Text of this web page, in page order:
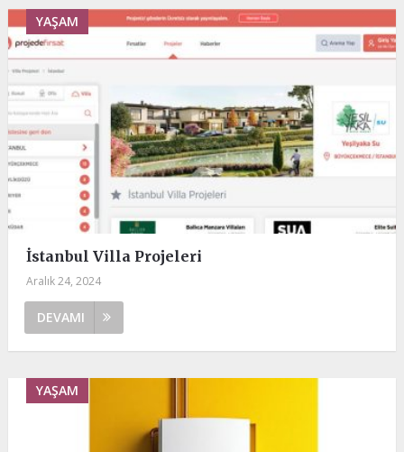
YAŞAM
İstanbul Villa Projeleri
Aralık 24, 2024
DEVAMI
YAŞAM